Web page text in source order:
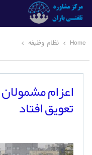
Home نظام وظیفه
اعزام
تعویق افتاد